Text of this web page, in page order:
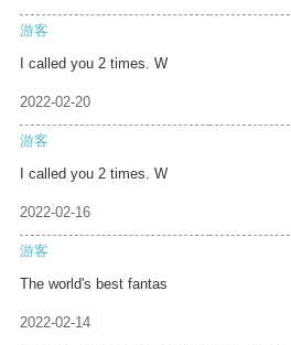
游客
I called you 2 times. W
2022-02-20
游客
I called you 2 times. W
2022-02-16
游客
The world's best fantas
2022-02-14